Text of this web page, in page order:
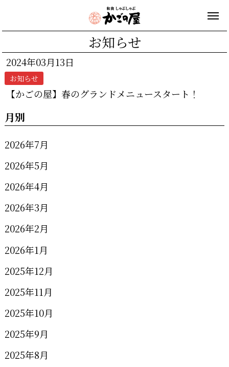
お知らせ
2024年03月13日
お知らせ
【かごの屋】春のグランドメニュースタート！
月別
2026年7月
2026年5月
2026年4月
2026年3月
2026年2月
2026年1月
2025年12月
2025年11月
2025年10月
2025年9月
2025年8月